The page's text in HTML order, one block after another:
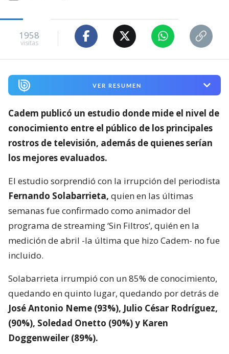
1958
visitas
VER RESUMEN
Cadem publicó un estudio donde mide el nivel de
conocimiento entre el público de los principales
rostros de televisión, además de quienes serían
los mejores evaluados.
El estudio sorprendió con la irrupción del periodista
Fernando Solabarrieta, quien en las últimas
semanas fue confirmado como animador del
programa de streaming ‘Sin Filtros’, quién en la
medición de abril -la última que hizo Cadem- no fue
incluido.
Solabarrieta irrumpió con un 85% de conocimiento,
quedando en quinto lugar, quedando por detrás de
José Antonio Neme (93%), Julio César Rodríguez,
(90%), Soledad Onetto (90%) y Karen
Doggenweiler (89%).